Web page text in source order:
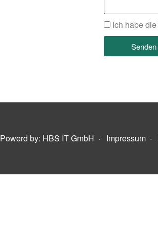
Ich habe die
Senden
Powerd by: HBS IT GmbH · Impressum·